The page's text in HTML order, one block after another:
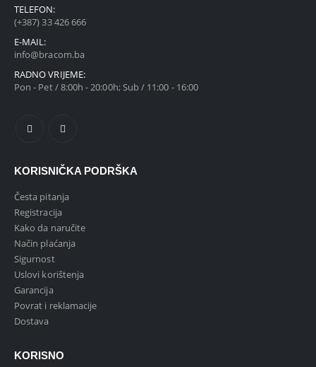
TELEFON:
(+387) 33 426 666
E-MAIL:
info@bracom.ba
RADNO VRIJEME:
Pon - Pet / 8:00h - 20:00h; Sub / 11:00 - 16:00
KORISNIČKA PODRŠKA
Česta pitanja
Registracija
Kako da naručite
Način plaćanja
Sigurnost
Uslovi korištenja
Garancija
Povrat i reklamacije
Dostava
KORISNO